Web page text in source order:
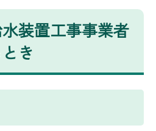
装置工事事業者
き